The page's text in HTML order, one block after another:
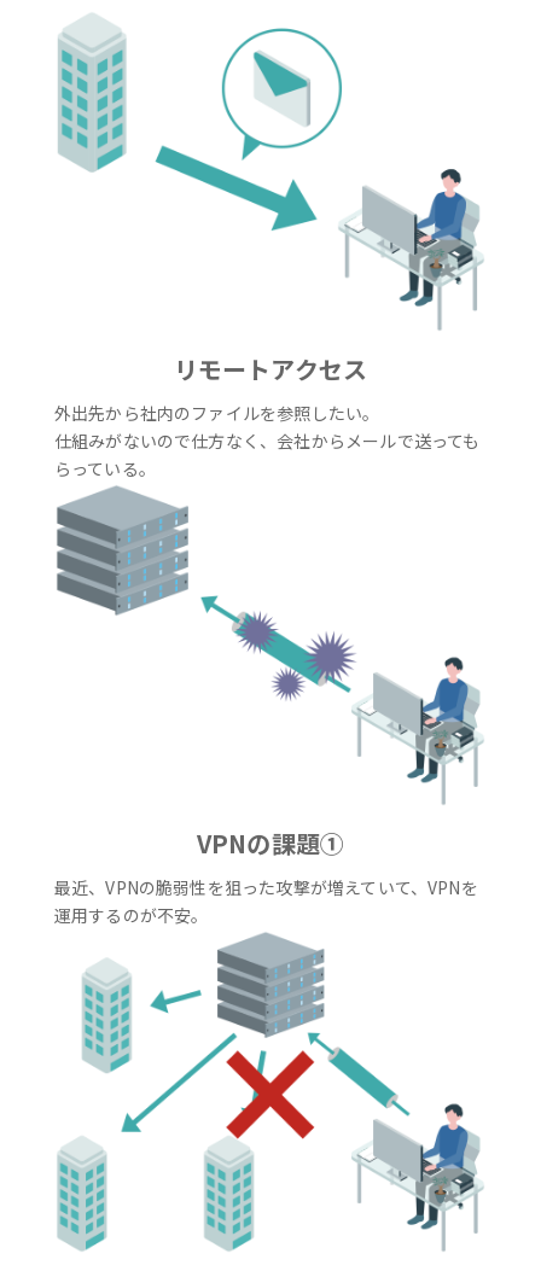
リモートアクセス
外出先から社内のファイルを参照したい。
仕組みがないので仕方なく、会社からメールで送っても
らっている。
VPNの課題①
最近、VPNの脆弱性を狙った攻撃が増えていて、VPNを
運用するのが不安。